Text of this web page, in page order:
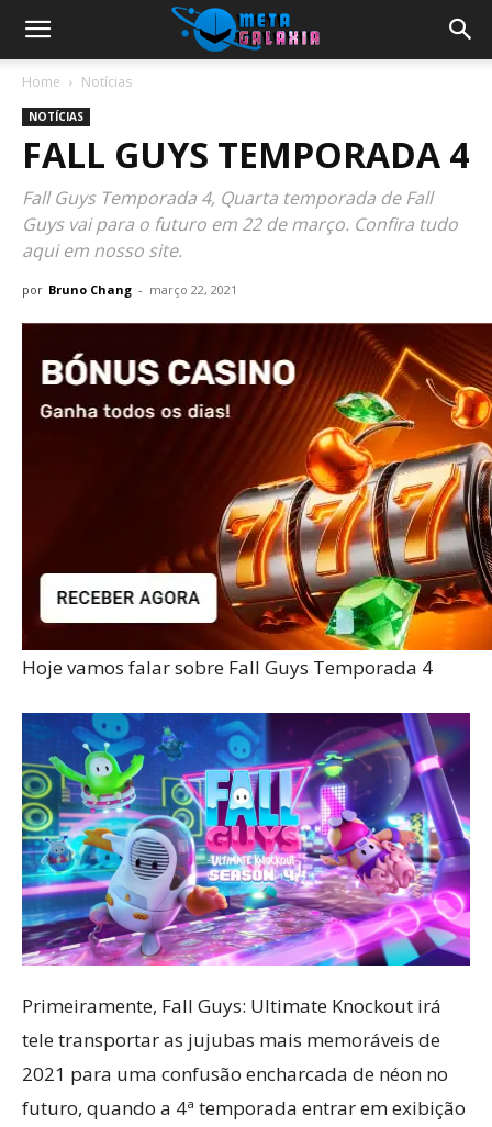
Home Notícias
NOTÍCIAS
FALL GUYS TEMPORADA 4
Fall Guys Temporada 4, Quarta temporada de Fall
Guys vai para o futuro em 22 de março. Confira tudo
aqui em nosso site.
por Bruno Chang - março 22, 2021
Hoje vamos falar sobre Fall Guys Temporada 4
Primeiramente, Fall Guys: Ultimate Knockout irá
tele transportar as jujubas mais memoráveis de
2021 para uma confusão encharcada de néon no
futuro, quando a 4ª temporada entrar em exibição